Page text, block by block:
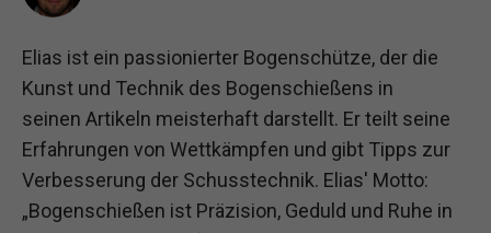
Elias ist ein passionierter Bogenschütze, der die
Kunst und Technik des Bogenschießens in
seinen Artikeln meisterhaft darstellt. Er teilt seine
Erfahrungen von Wettkämpfen und gibt Tipps zur
Verbesserung der Schusstechnik. Elias' Motto:
„Bogenschießen ist Präzision, Geduld und Ruhe in